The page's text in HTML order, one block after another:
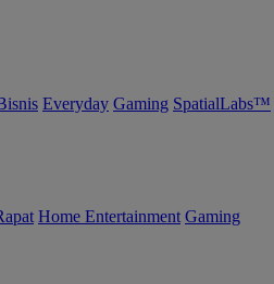
Everyday Gaming SpatialLabs™
Home Entertainment Gaming